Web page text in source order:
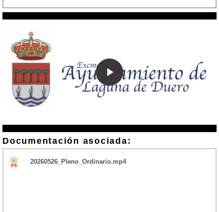
Play
Documentación asociada:
20260526_Pleno_Ordinario.mp4